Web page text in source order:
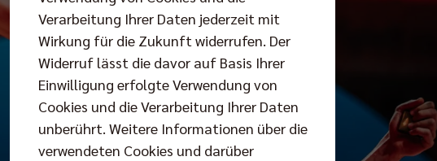
Verarbeitung Ihrer Daten jederzeit mit
Wirkung für die Zukunft widerrufen. Der
Widerruf lässt die davor auf Basis Ihrer
Einwilligung erfolgte Verwendung von
Cookies und die Verarbeitung Ihrer Daten
unberührt. Weitere Informationen über die
verwendeten Cookies und darüber